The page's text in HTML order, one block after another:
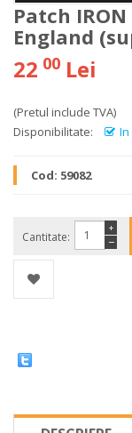
Patch
England
22 00 Lei
(Pretul include TVA)
Disponibilitate:
In
Cod: 59082
Cantitate: −
+